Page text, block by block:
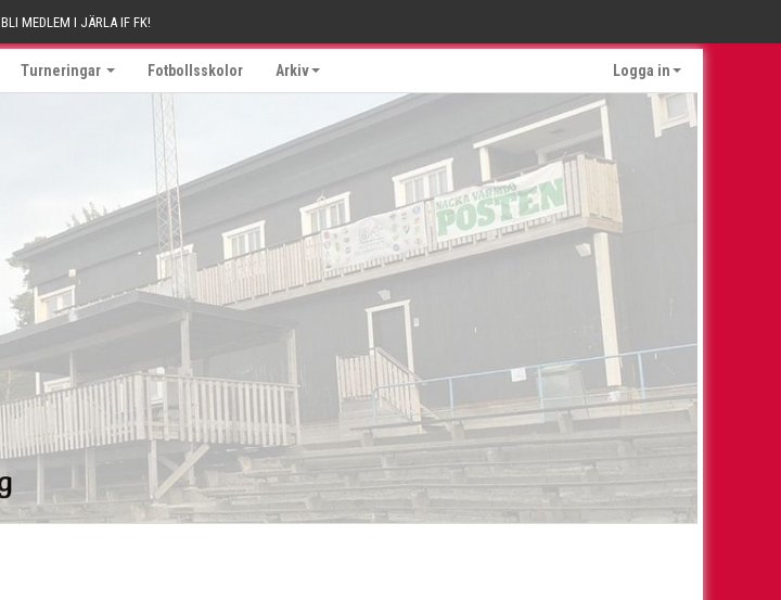
BLI MEDLEM I JÄRLA IF FK!
Turneringar Fotbollsskolor Arkiv Logga in